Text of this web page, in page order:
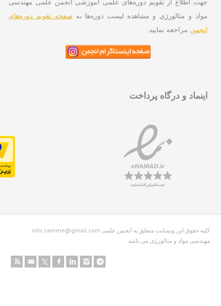
اطلاع از تقویم دوره‌های علمی آموزشی انجمن علمی مهندسی
و متالورژی و مشاهده لیست دوره‌ها بهصفحه تقویم دوره‌های
مراجعه نمایید.
و درگاه پرداخت
info.samme@gmail.com کلیه حقوق این وبسایت متعلق به انجمن علمی
مواد و متالورژی می باشد